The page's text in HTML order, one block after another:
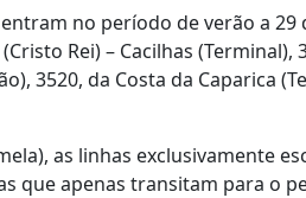
no período de verão a
Rei) – Cacilhas (Terminal),
3520, da Costa da Caparica
as linhas exclusivamente
que apenas transitam para o